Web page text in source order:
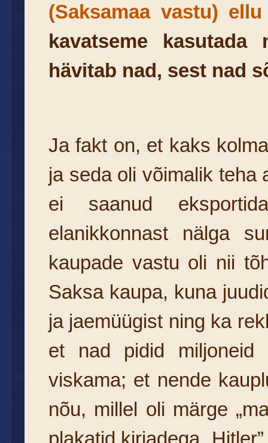
(Saksamaa vastu)
kavatseme
hävitab nad, sest nad
Ja fakt on, et kaks
ja seda oli võimalik teha
ei saanud
elanikkonnast nälga
kaupade vastu oli nii
Saksa kaupa, kuna
ja jaemüügist ning ka
et nad pidid miljoneid
viskama; et nende
nõu, millel oli märge
plakatid kirjadega